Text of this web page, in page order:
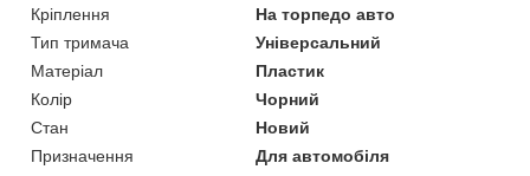
Кріплення
На торпедо авто
Тип тримача
Універсальний
Матеріал
Пластик
Колір
Чорний
Стан
Новий
Призначення
Для автомобіля